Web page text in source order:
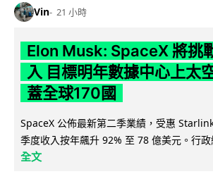
Vin 21 小時
Elon Musk: SpaceX 將挑
入 目標明年數據中心上太
蓋全球170國
SpaceX 公佈最新第二季業績，受惠
季度收入按年飆升 92% 至 78 億美元。行
全文